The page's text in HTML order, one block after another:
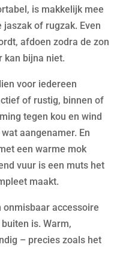
is makkelijk mee
of rugzak. Even
afdoen zodra de zon
kan bijna niet.
voor iedereen
of rustig, binnen of
tegen kou en wind
aangenamer. En
een warme mok
vuur is een muts het
maakt.
onmisbaar accessoire
is. Warm,
– precies zoals het